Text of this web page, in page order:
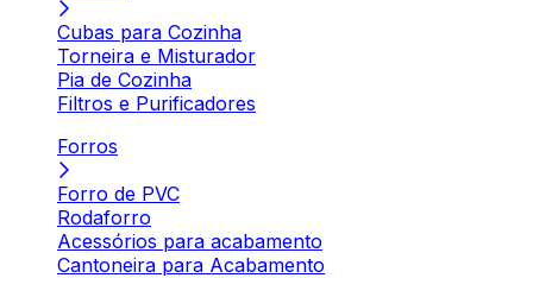
Cubas para Cozinha
Torneira e Misturador
Pia de Cozinha
Filtros e Purificadores
Forros
Forro de PVC
Rodaforro
Acessórios para acabamento
Cantoneira para Acabamento